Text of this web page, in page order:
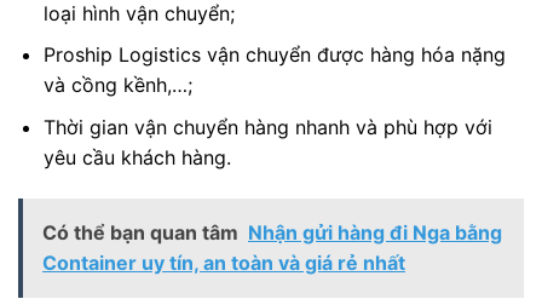
loại hình vận chuyển;
Proship Logistics vận chuyển được hàng hóa nặng
và cồng kềnh,…;
Thời gian vận chuyển hàng nhanh và phù hợp với
yêu cầu khách hàng.
Có thể bạn quan tâm Nhận gửi hàng đi Nga bằng
Container uy tín, an toàn và giá rẻ nhất